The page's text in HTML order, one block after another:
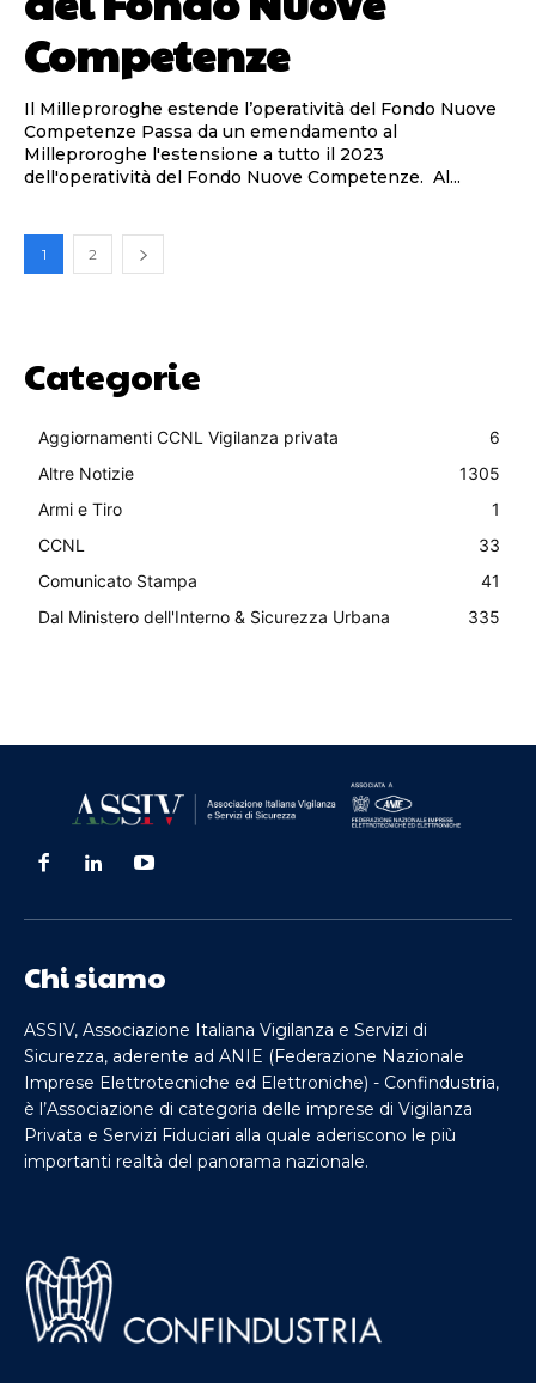
Competenze
Il Milleproroghe estende l’operatività del Fondo Nuove
Competenze ​Passa da un emendamento al
Milleproroghe l'estensione a tutto il 2023
dell'operatività del Fondo Nuove Competenze. Al...
1 2
Categorie
Aggiornamenti CCNL Vigilanza privata
6
Altre Notizie
1305
Armi e Tiro
1
CCNL
33
Comunicato Stampa
41
Dal Ministero dell'Interno & Sicurezza Urbana
335
Chi siamo
ASSIV, Associazione Italiana Vigilanza e Servizi di
Sicurezza, aderente ad ANIE (Federazione Nazionale
Imprese Elettrotecniche ed Elettroniche) - Confindustria,
è l’Associazione di categoria delle imprese di Vigilanza
Privata e Servizi Fiduciari alla quale aderiscono le più
importanti realtà del panorama nazionale.